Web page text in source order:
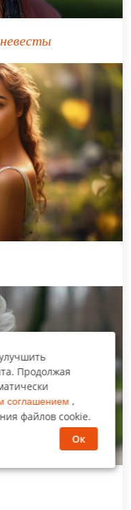
Продолжая
соглашением ,
файлов cookie.
Ок